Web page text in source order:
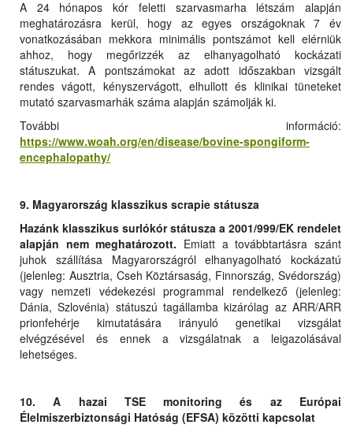
A 24 hónapos kór feletti szarvasmarha létszám alapján
meghatározásra kerül, hogy az egyes országoknak 7 év
vonatkozásában mekkora minimális pontszámot kell elérniük
ahhoz, hogy megőrizzék az elhanyagolható kockázati
státuszukat. A pontszámokat az adott időszakban vizsgált
rendes vágott, kényszervágott, elhullott és klinikai tüneteket
mutató szarvasmarhák száma alapján számolják ki.
További információ:
https://www.woah.org/en/disease/bovine-spongiform-
encephalopathy/
9. Magyarország klasszikus scrapie státusza
Hazánk klasszikus surlókór státusza a 2001/999/EK rendelet
alapján nem meghatározott. Emiatt a továbbtartásra szánt
juhok szállítása Magyarországról elhanyagolható kockázatú
(jelenleg: Ausztria, Cseh Köztársaság, Finnország, Svédország)
vagy nemzeti védekezési programmal rendelkező (jelenleg:
Dánia, Szlovénia) státuszú tagállamba kizárólag az ARR/ARR
prionfehérje kimutatására irányuló genetikai vizsgálat
elvégzésével és ennek a vizsgálatnak a leigazolásával
lehetséges.
10. A hazai TSE monitoring és az Európai
Élelmiszerbiztonsági Hatóság (EFSA) közötti kapcsolat